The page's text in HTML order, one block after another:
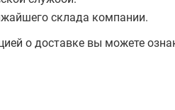
склада компании.
о доставке вы можете